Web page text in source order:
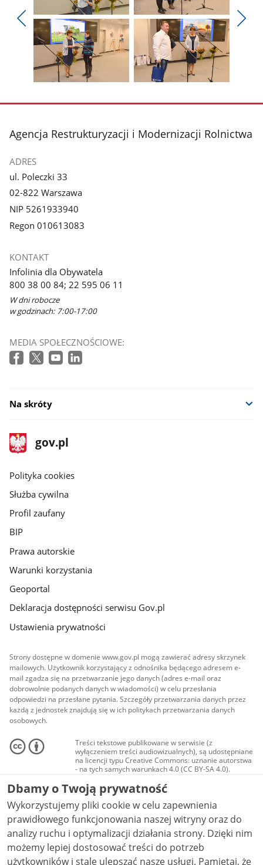
Pokaż
poprzednie
Pokaż
zdjęcie
1
galerii.
Pokaż
zdjęcie
z
galerii.
zdjęcie
galerii.
zdjęcie
galerii.
stopka
Agencja Restrukturyzacji i Modernizacji Rolnictwa
ADRES
ul. Poleczki 33
02-822 Warszawa
NIP 5261933940
Regon 010613083
KONTAKT
Infolinia dla Obywatela
800 38 00 84; 22 595 06 11
W dni robocze
w godzinach: 7:00-17:00
MEDIA SPOŁECZNOŚCIOWE:
Na skróty
stopka
gov.pl
Strona
gov.pl
gov.pl
Polityka cookies
Służba cywilna
Profil zaufany
BIP
Prawa autorskie
Warunki korzystania
Geoportal
Deklaracja dostępności serwisu Gov.pl
Ustawienia prywatności
Strony dostępne w domenie www.gov.pl mogą zawierać adresy skrzynek
mailowych. Użytkownik korzystający z odnośnika będącego adresem e-
mail zgadza się na przetwarzanie jego danych (adres e-mail oraz
dobrowolnie podanych danych w wiadomości) w celu przesłania
odpowiedzi na przesłane pytania. Szczegóły przetwarzania danych przez
każdą z jednostek znajdują się w ich politykach przetwarzania danych
osobowych.
Treści tekstowe publikowane w serwisie (z
wyłączeniem treści audiowizualnych), są udostępniane
na licencji typu Creative Commons: uznanie autorstwa
- na tych samych warunkach 4.0 (CC BY-SA 4.0).
Materiały audiowizualne, w tym zdjęcia, materiały
audio i wideo, są udostępniane na licencji typu
Creative Commons: uznanie autorstwa użycie
niekomercyjne - bez utworów zależnych 4.0 (CC BY-
NC-ND 4.0), o ile nie jest to stwierdzone inaczej.
Dbamy o Twoją prywatność
Wykorzystujemy pliki cookie w celu zapewnienia
prawidłowego funkcjonowania naszej witryny oraz do
analizy ruchu i optymalizacji działania strony. Dzięki nim
możemy lepiej dostosować treści do potrzeb
użytkowników i stale ulepszać nasze usługi. Pamiętaj, że